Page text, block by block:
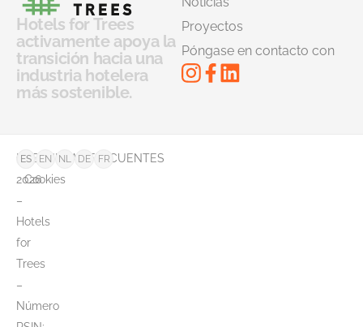
Hotels for Trees
activamente apoya la
transición hacia una
industria hotelera
más sostenible.
Proyectos
Póngase en contacto con
©
2026
–
Hotels
for
Trees
–
Número
PREGUNTAS FRECUENTES
Cookies
ES EN NL DE FR